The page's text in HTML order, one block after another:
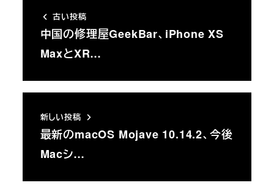
古い投稿
中国の修理屋GeekBar、iPhone XS
MaxとXR…
新しい投稿
最新のmacOS Mojave 10.14.2、今後
Macシ…